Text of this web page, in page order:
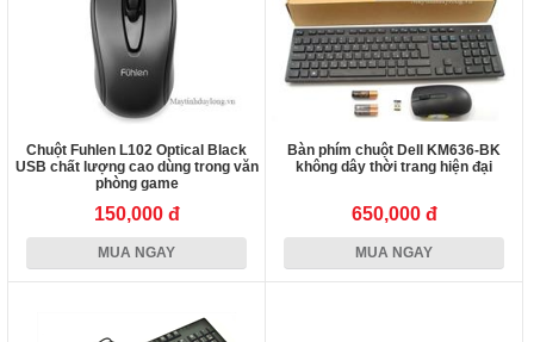
Chuột Fuhlen L102 Optical Black
USB chất lượng cao dùng trong văn
phòng game
150,000 đ
MUA NGAY
Bàn phím chuột Dell KM636-BK
không dây thời trang hiện đại
650,000 đ
MUA NGAY